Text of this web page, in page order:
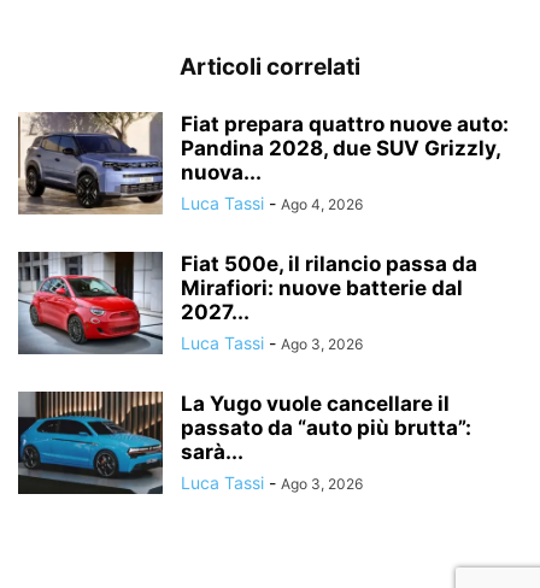
Articoli correlati
Fiat prepara quattro nuove auto:
Pandina 2028, due SUV Grizzly,
nuova...
Luca Tassi - Ago 4, 2026
Fiat 500e, il rilancio passa da
Mirafiori: nuove batterie dal
2027...
Luca Tassi - Ago 3, 2026
La Yugo vuole cancellare il
passato da “auto più brutta”:
sarà...
Luca Tassi - Ago 3, 2026